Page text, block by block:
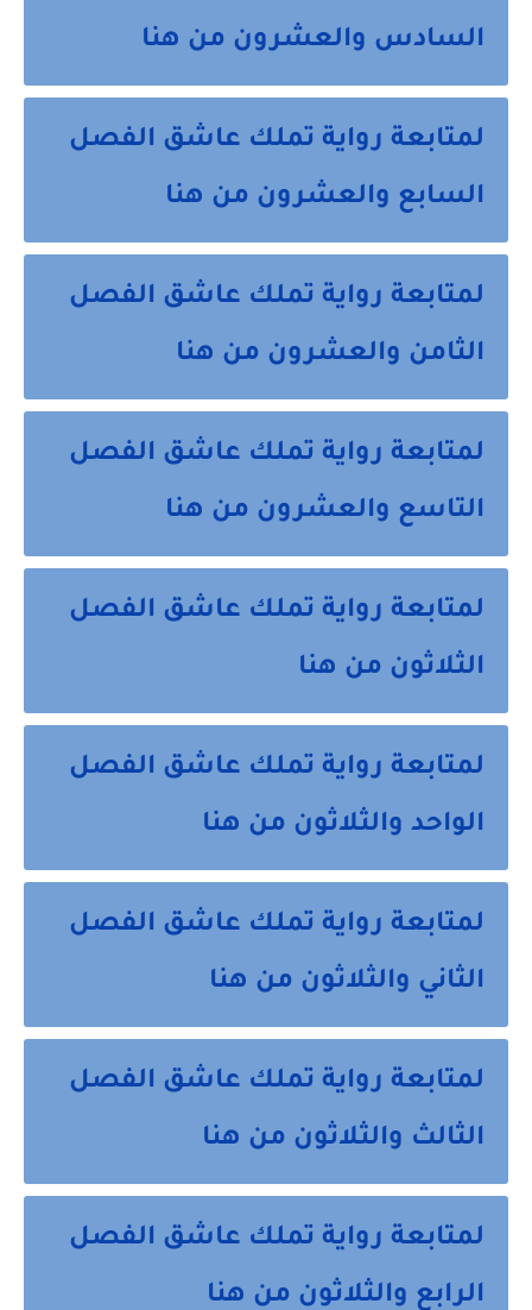
السادس والعشرون من هنا
لمتابعة رواية تملك عاشق الفصل
السابع والعشرون من هنا
لمتابعة رواية تملك عاشق الفصل
الثامن والعشرون من هنا
لمتابعة رواية تملك عاشق الفصل
التاسع والعشرون من هنا
لمتابعة رواية تملك عاشق الفصل
الثلاثون من هنا
لمتابعة رواية تملك عاشق الفصل
الواحد والثلاثون من هنا
لمتابعة رواية تملك عاشق الفصل
الثاني والثلاثون من هنا
لمتابعة رواية تملك عاشق الفصل
الثالث والثلاثون من هنا
لمتابعة رواية تملك عاشق الفصل
الرابع والثلاثون من هنا